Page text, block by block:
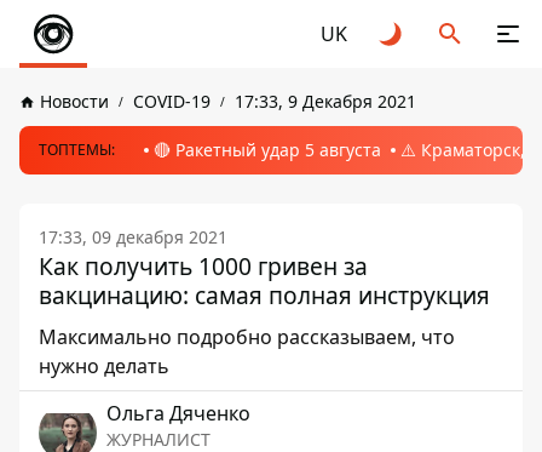
UK
Новости COVID-19 17:33, 9 Декабря 2021
ТОПТЕМЫ: 🔴 Ракетный удар 5 августа ⚠️ Краматорск,
17:33, 09 декабря 2021
Как получить 1000 гривен за
вакцинацию: самая полная инструкция
Максимально подробно рассказываем, что
нужно делать
Ольга Дяченко
ЖУРНАЛИСТ